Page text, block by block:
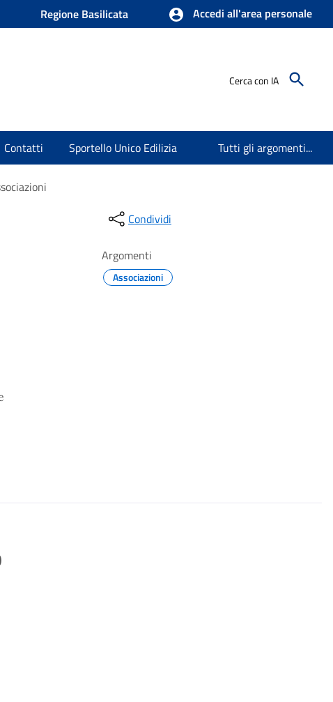
Regione Basilicata Accedi all'area personale
Cerca con IA
Contatti Sportello Unico Edilizia Tutti gli argomenti...
Condividi
Argomenti
Associazioni